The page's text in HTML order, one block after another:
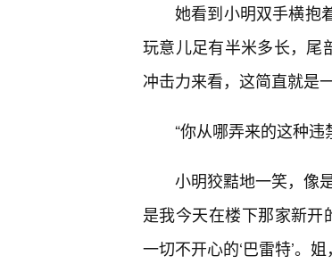
她看到小明双手横抱
玩意儿足有半米多长，尾
冲击力来看，这简直就是
“你从哪弄来的这种
小明狡黠地一笑，像
是我今天在楼下那家新开
一切不开心的‘巴雷特’。